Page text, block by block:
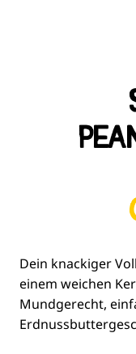
Dein knackiger
einem weichen
Mundgerecht,